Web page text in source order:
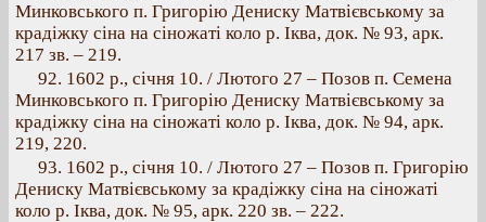
Минковського п. Григорію Дениску Матвієвському за
крадіжку сіна на сіножаті коло р. Іква, док. № 93, арк.
217 зв. – 219.
92. 1602 р., січня 10. / Лютого 27 – Позов п. Семена
Минковського п. Григорію Дениску Матвієвському за
крадіжку сіна на сіножаті коло р. Іква, док. № 94, арк.
219, 220.
93. 1602 p., січня 10. / Лютого 27 – Позов п. Григорію
Дениску Матвієвському за крадіжку сіна на сіножаті
коло р. Іква, док. № 95, арк. 220 зв. – 222.